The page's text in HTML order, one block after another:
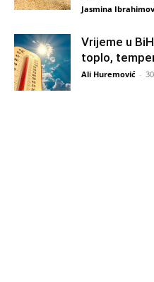
Jasmina
Vrijeme u
toplo,
Ali Huremović -